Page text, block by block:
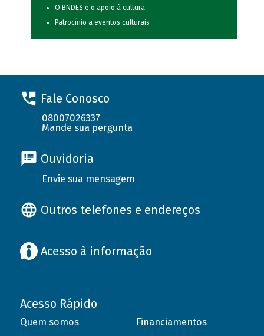
O BNDES e o apoio à cultura
Patrocínio a eventos culturais
Fale Conosco
08007026337
Mande sua pergunta
Ouvidoria
Envie sua mensagem
Outros telefones e endereços
Acesso à informação
Acesso Rápido
Quem somos
Financiamentos